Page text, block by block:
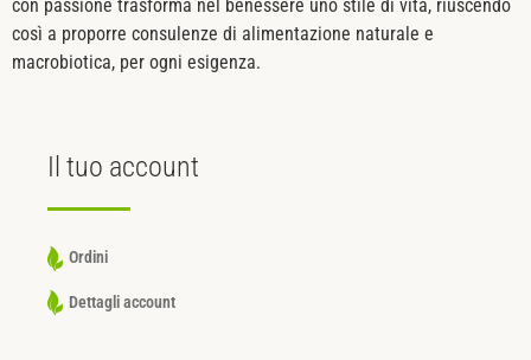
con passione trasforma nel benessere uno stile di vita, riuscendo
così a proporre consulenze di alimentazione naturale e
macrobiotica, per ogni esigenza.
Il tuo account
Ordini
Dettagli account